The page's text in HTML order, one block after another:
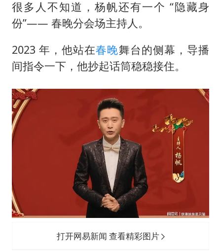
很多人不知道，杨帆还有一个 “隐藏身
份”—— 春晚分会场主持人。
2023 年，他站在春晚舞台的侧幕，导播
间指令一下，他抄起话筒稳稳接住。
打开网易新闻 查看精彩图片